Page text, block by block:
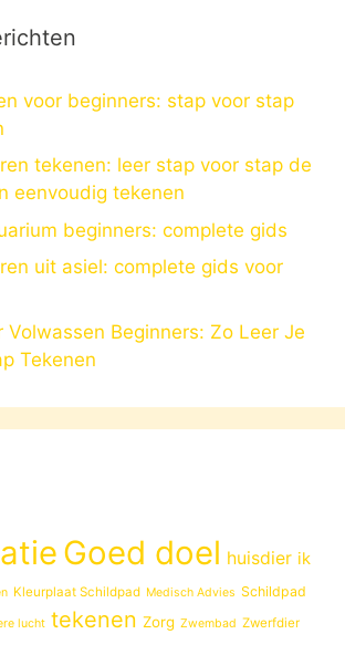
voor beginners: stap voor stap
tekenen: leer stap voor stap de
eenvoudig tekenen
beginners: complete gids
uit asiel: complete gids voor
Volwassen Beginners: Zo Leer Je
Tekenen
Goed doel huisdier ik
Kleurplaat Schildpad Medisch Advies Schildpad
lucht tekenen Zorg Zwembad Zwerfdier